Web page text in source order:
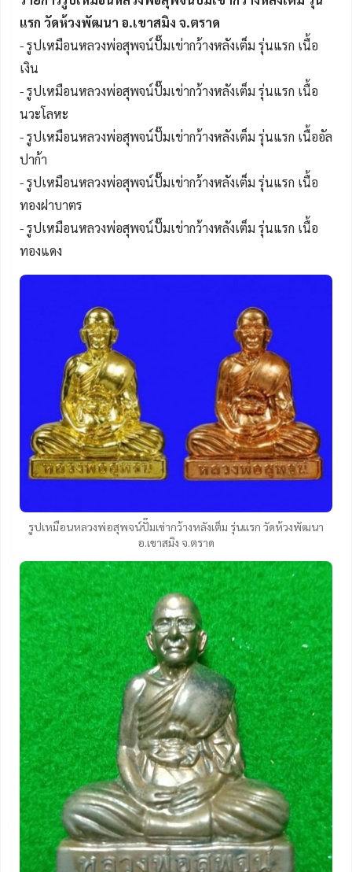
แรก วัดห้วงพัฒนา อ.เขาสมิง จ.ตราด
- รูปเหมือนหลวงพ่อสุพจน์ปั๊มเข่ากว้างหลังเต็ม รุ่นแรก เนื้อ
เงิน
- รูปเหมือนหลวงพ่อสุพจน์ปั๊มเข่ากว้างหลังเต็ม รุ่นแรก เนื้อ
นวะโลหะ
- รูปเหมือนหลวงพ่อสุพจน์ปั๊มเข่ากว้างหลังเต็ม รุ่นแรก เนื้ออัล
ปาก้า
- รูปเหมือนหลวงพ่อสุพจน์ปั๊มเข่ากว้างหลังเต็ม รุ่นแรก เนื้อ
ทองฝาบาตร
- รูปเหมือนหลวงพ่อสุพจน์ปั๊มเข่ากว้างหลังเต็ม รุ่นแรก เนื้อ
ทองแดง
รูปเหมือนหลวงพ่อสุพจน์ปั๊มเข่ากว้างหลังเต็ม รุ่นแรก วัดห้วงพัฒนา
อ.เขาสมิง จ.ตราด